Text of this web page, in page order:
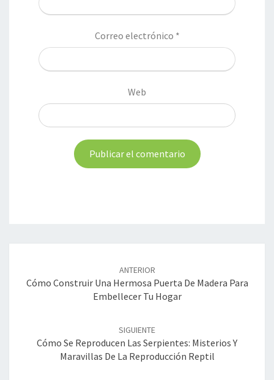
Correo electrónico *
Web
entradas
ANTERIOR
Cómo Construir Una Hermosa Puerta De Madera Para
Embellecer Tu Hogar
SIGUIENTE
Cómo Se Reproducen Las Serpientes: Misterios Y
Maravillas De La Reproducción Reptil